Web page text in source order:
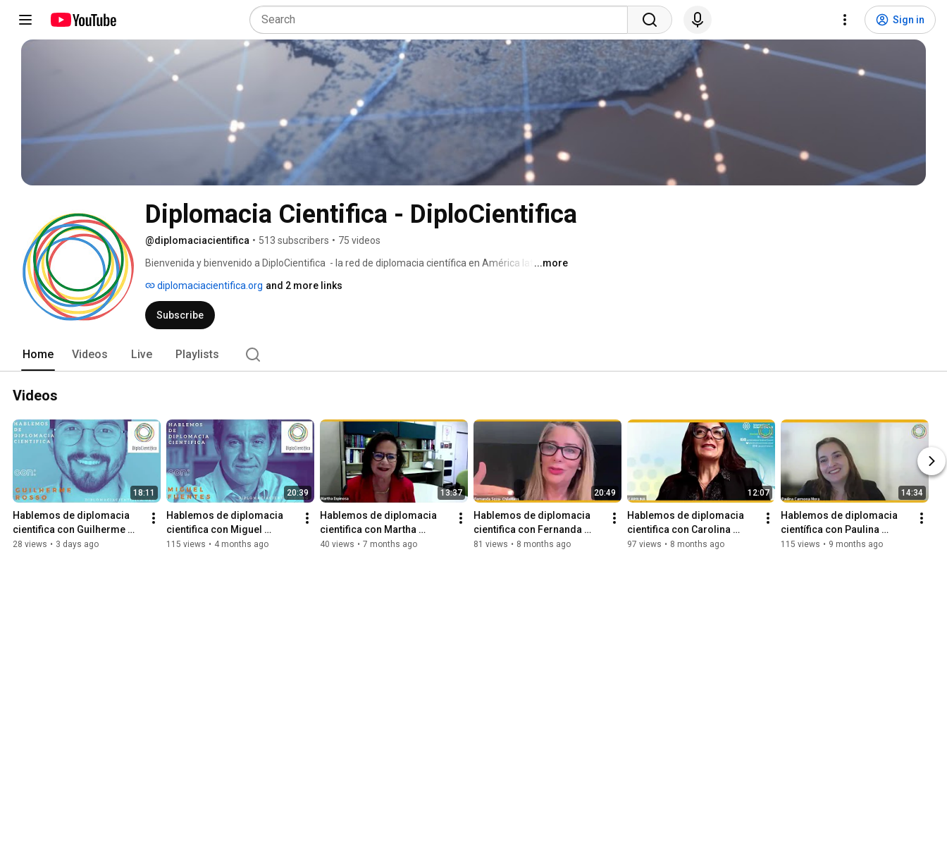
Sign in
Diplomacia Cientifica - DiploCientifica
@diplomaciacientifica • 513 subscribers • 75 videos
Bienvenida y bienvenido a DiploCientifica  - la red de diplomacia científica en América latina y el
...more
diplomaciacientifica.org and 2 more links
Subscribe
Home Videos Live Playlists
Videos
18:11
Hablemos de diplomacia
cientifica con Guilherme
Rosso
28 views • 3 days ago
20:39
Hablemos de diplomacia
cientifica con Miguel
Fuentes
115 views • 4 months ago
13:37
Hablemos de diplomacia
cientifica con Martha
Espinosa
40 views • 7 months ago
20:49
Hablemos de diplomacia
cientifica con Fernanda
Soza
81 views • 8 months ago
12:07
Hablemos de diplomacia
cientifica con Carolina
Santacruz
97 views • 8 months ago
14:34
Hablemos de diplomacia
científica con Paulina
Carmona
115 views • 9 months ago